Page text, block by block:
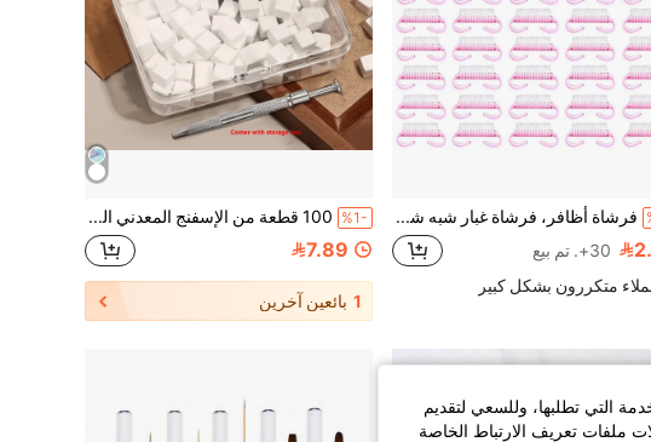
فرشاة أظافر، فرشاة غبار شبه شفافة، فرشاة تنظيف الأظافر، مجموعة فرش بلاستيكية
30+. تم بيع
متكررون بشكل كبير
%1- 100 قطعة من الإسفنج المعدني المصغر القابل للاستبدال لأظافر الأومبير، أدوات فن الأظافر للإمدادات والاكسسوارات
7.89
1 بائعين آخرين
التي تطلبها، وللسعي لتقديم
ملفات تعريف الارتباط الخاصة